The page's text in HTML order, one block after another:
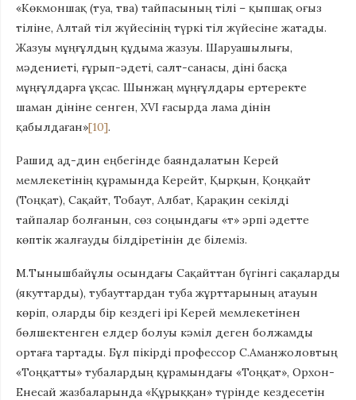
«Көкмоншақ (туа, тва) тайпасының тілі – қыпшақ оғыз
тіліне, Алтай тіл жүйесінің түркі тіл жүйесіне жатады.
Жазуы мұңғұлдың құдыма жазуы. Шаруашылығы,
мәдениеті, ғұрып-әдеті, салт-санасы, діні басқа
мұңғұлдарға ұқсас. Шынжаң мұңғұлдары ертеректе
шаман дініне сенген, XVI ғасырда лама дінін
қабылдаған»[10].
Рашид ад-дин еңбегінде баяндалатын Керей
мемлекетінің құрамында Керейт, Қырқын, Қоңқайт
(Тоңқат), Сақайт, Тобаут, Албат, Қарақин секілді
тайпалар болғанын, сөз соңындағы «т» әрпі әдетте
көптік жалғауды білдіретінін де білеміз.
М.Тынышбайұлы осындағы Сақайттан бүгінгі сақаларды
(якуттарды), тубауттардан туба жұрттарының атауын
көріп, оларды бір кездегі ірі Керей мемлекетінен
бөлшектенген елдер болуы кәміл деген болжамды
ортаға тартады. Бұл пікірді профессор С.Аманжоловтың
«Тоңқатты» тубалардың құрамындағы «Тоңқат», Орхон-
Енесай жазбаларында «Құрыққан» түрінде кездесетін